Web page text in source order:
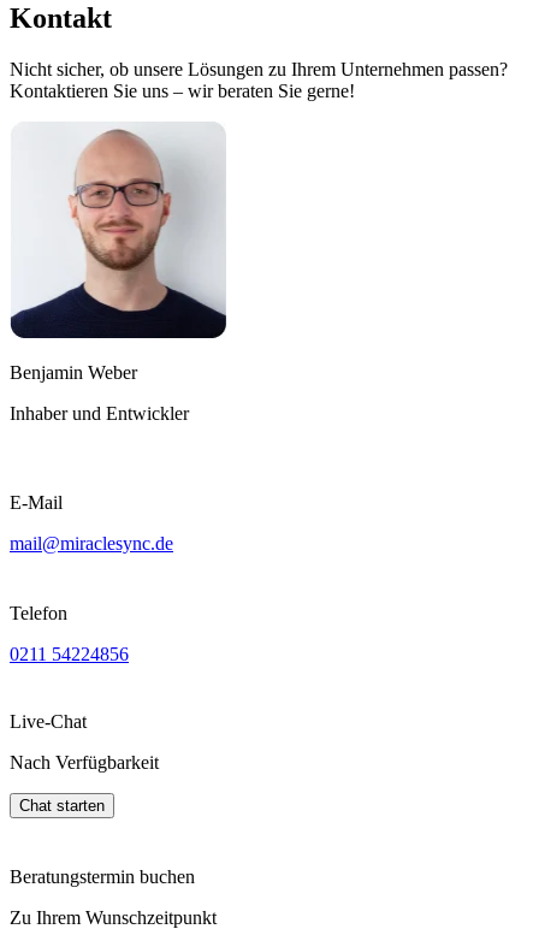
Kontakt
Nicht sicher, ob unsere Lösungen zu Ihrem Unternehmen passen?
Kontaktieren Sie uns – wir beraten Sie gerne!
Benjamin Weber
Inhaber und Entwickler
E-Mail
mail@miraclesync.de
Telefon
0211 54224856
Live-Chat
Nach Verfügbarkeit
Chat starten
Beratungstermin buchen
Zu Ihrem Wunschzeitpunkt